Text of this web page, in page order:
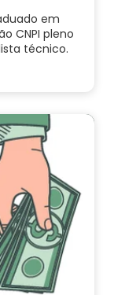
em
CNPI pleno
técnico.